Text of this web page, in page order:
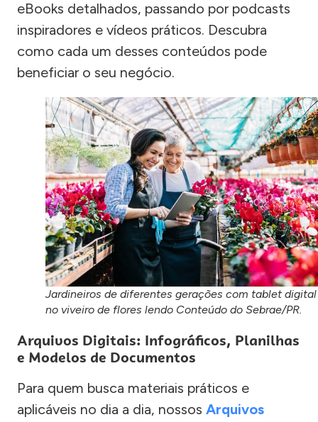
eBooks detalhados, passando por podcasts
inspiradores e vídeos práticos. Descubra
como cada um desses conteúdos pode
beneficiar o seu negócio.
Jardineiros de diferentes gerações com tablet digital
no viveiro de flores lendo Conteúdo do Sebrae/PR.
Arquivos Digitais: Infográficos, Planilhas
e Modelos de Documentos
Para quem busca materiais práticos e
aplicáveis no dia a dia, nossos Arquivos